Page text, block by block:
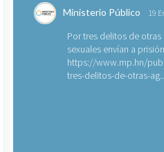
Ministerio Público 19
Por tres delitos de otras
sexuales envían a
https://www.mp.hn/
tres-delitos-de-otras-